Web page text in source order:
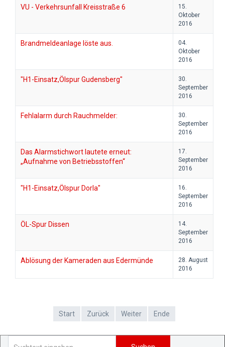
VU - Verkehrsunfall Kreisstraße 6
15.
Oktober
2016
Brandmeldeanlage löste aus.
04.
Oktober
2016
"H1-Einsatz,Ölspur Gudensberg"
30.
September
2016
Fehlalarm durch Rauchmelder:
30.
September
2016
Das Alarmstichwort lautete erneut:
„Aufnahme von Betriebsstoffen“
17.
September
2016
"H1-Einsatz,Ölspur Dorla"
16.
September
2016
ÖL-Spur Dissen
14.
September
2016
Ablösung der Kameraden aus Edermünde
28. August
2016
Start Zurück Weiter Ende